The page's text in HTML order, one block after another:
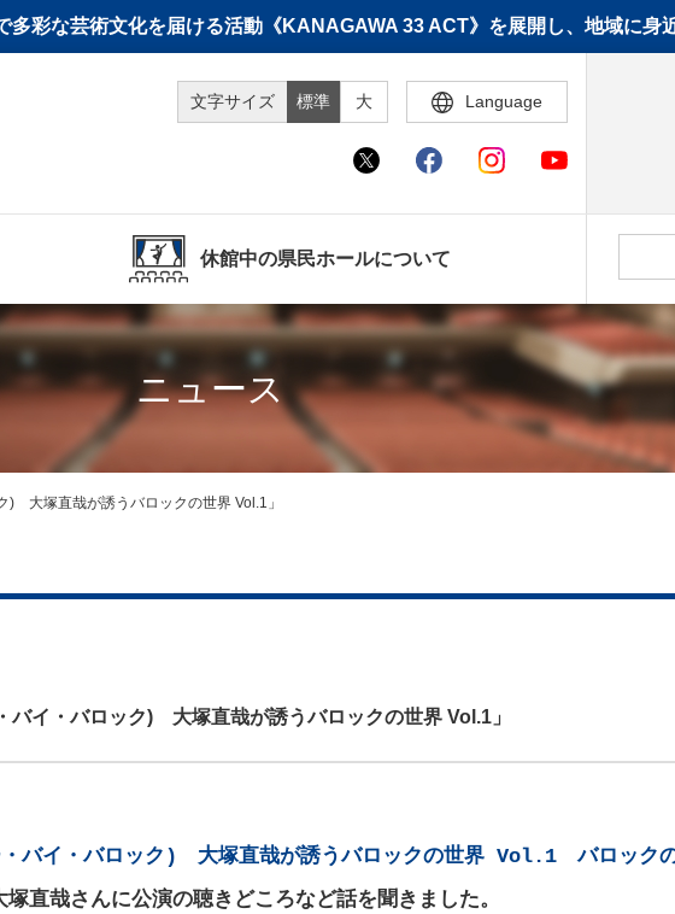
彩な芸術文化を届ける活動《KANAGAWA 33 ACT》を展開し、地域に身
文字サイズ 標準 大 Language
休館中の県民ホールについて
ニュース
) 大塚直哉が誘うバロックの世界 Vol.1」
バイ・バロック) 大塚直哉が誘うバロックの世界 Vol.1」
・バイ・バロック) 大塚直哉が誘うバロックの世界 Vol.1 バロック
直哉さんに公演の聴きどころなど話を聞きました。